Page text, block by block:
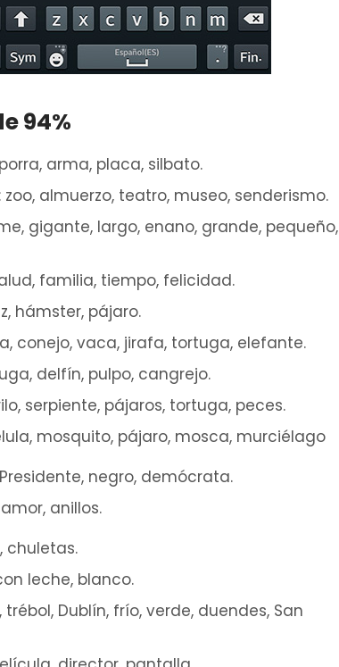
94%
arma, placa, silbato.
: zoo, almuerzo, teatro, museo, senderismo.
gigante, largo, enano, grande, pequeño,
familia, tiempo, felicidad.
hámster, pájaro.
conejo, vaca, jirafa, tortuga, elefante.
delfín, pulpo, cangrejo.
serpiente, pájaros, tortuga, peces.
mosquito, pájaro, mosca, murciélago
negro, demócrata.
anillos.
chuletas.
leche, blanco.
trébol, Dublín, frío, verde, duendes, San